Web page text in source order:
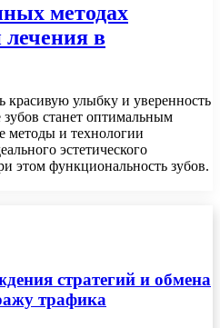
методах
лечения в
красивую улыбку и уверенность
зубов станет оптимальным
и технологии
эстетического
этом функциональность зубов.
стратегий и обмена
трафика